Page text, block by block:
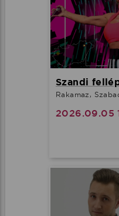
Szandi
Rakamaz,
2026.09.05